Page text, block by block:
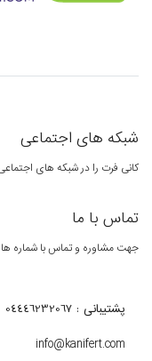
شبکه های اجتماعی
کانی فرت را در شبکه های
تماس با ما
جهت مشاوره و تماس با شماره
پشتیبانی : 04446232067
info@kanifert.com